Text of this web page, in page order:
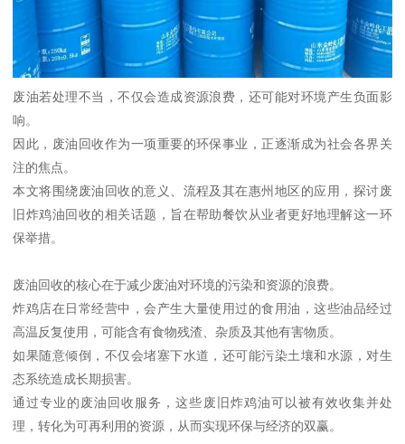
废油若处理不当，不仅会造成资源浪费，还可能对环境产生负面影
响。
因此，废油回收作为一项重要的环保事业，正逐渐成为社会各界关
注的焦点。
本文将围绕废油回收的意义、流程及其在惠州地区的应用，探讨废
旧炸鸡油回收的相关话题，旨在帮助餐饮从业者更好地理解这一环
保举措。
废油回收的核心在于减少废油对环境的污染和资源的浪费。
炸鸡店在日常经营中，会产生大量使用过的食用油，这些油品经过
高温反复使用，可能含有食物残渣、杂质及其他有害物质。
如果随意倾倒，不仅会堵塞下水道，还可能污染土壤和水源，对生
态系统造成长期损害。
通过专业的废油回收服务，这些废旧炸鸡油可以被有效收集并处
理，转化为可再利用的资源，从而实现环保与经济的双赢。